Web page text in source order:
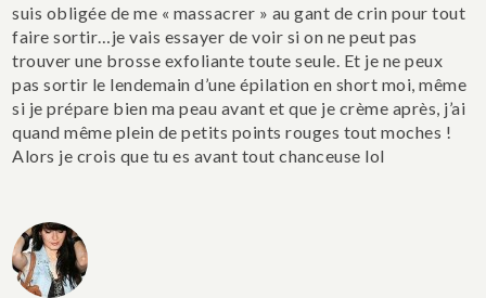
suis obligée de me « massacrer » au gant de crin pour tout
faire sortir…je vais essayer de voir si on ne peut pas
trouver une brosse exfoliante toute seule. Et je ne peux
pas sortir le lendemain d’une épilation en short moi, même
si je prépare bien ma peau avant et que je crème après, j’ai
quand même plein de petits points rouges tout moches !
Alors je crois que tu es avant tout chanceuse lol